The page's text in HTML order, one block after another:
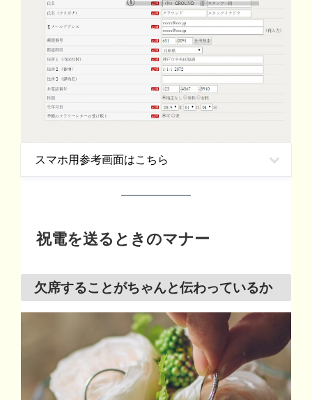
スマホ用参考画面はこちら
祝電を送るときのマナー
欠席することがちゃんと伝わっているか